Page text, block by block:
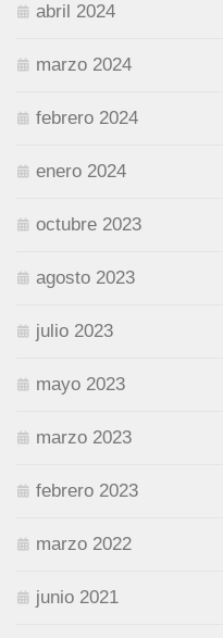
abril 2024
marzo 2024
febrero 2024
enero 2024
octubre 2023
agosto 2023
julio 2023
mayo 2023
marzo 2023
febrero 2023
marzo 2022
junio 2021